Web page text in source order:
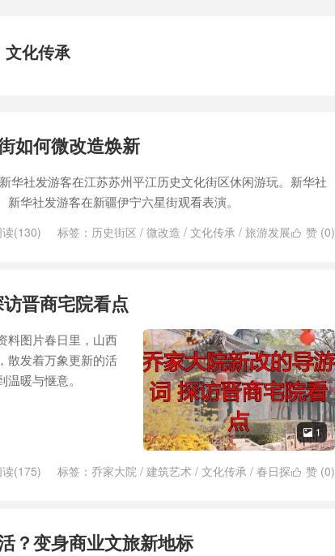
文化传承
如何微改造焕新
华社发游客在江苏苏州平江历史文化街区休闲游玩。新华社
华社发游客在新疆伊宁六星街观看表演。
 赞 (0)
读(130) 标签： 历史街区 / 微改造 / 文化传承 / 旅游发展
晋商宅院看点
 1
料图片春日里，山西
散发着万象更新的活
暖与惬意。
 赞 (0)
读(175) 标签： 乔家大院 / 建筑艺术 / 文化传承 / 春日探
？变身商业文旅新地标